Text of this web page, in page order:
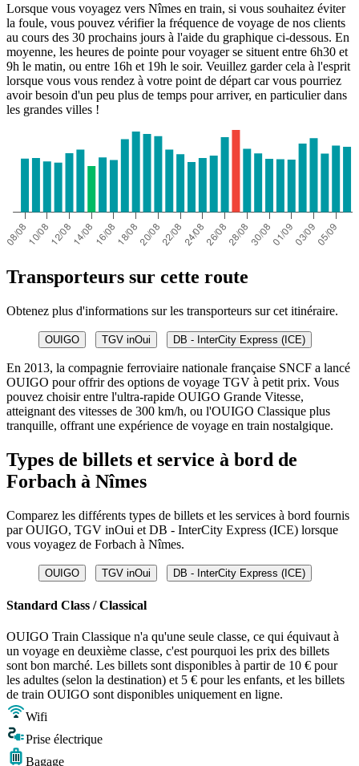
Lorsque vous voyagez vers Nîmes en train, si vous souhaitez éviter
la foule, vous pouvez vérifier la fréquence de voyage de nos clients
au cours des 30 prochains jours à l'aide du graphique ci-dessous. En
moyenne, les heures de pointe pour voyager se situent entre 6h30 et
9h le matin, ou entre 16h et 19h le soir. Veuillez garder cela à l'esprit
lorsque vous vous rendez à votre point de départ car vous pourriez
avoir besoin d'un peu plus de temps pour arriver, en particulier dans
les grandes villes !
Transporteurs sur cette route
Obtenez plus d'informations sur les transporteurs sur cet itinéraire.
OUIGO TGV inOui DB - InterCity Express (ICE)
En 2013, la compagnie ferroviaire nationale française SNCF a lancé
OUIGO pour offrir des options de voyage TGV à petit prix. Vous
pouvez choisir entre l'ultra-rapide OUIGO Grande Vitesse,
atteignant des vitesses de 300 km/h, ou l'OUIGO Classique plus
tranquille, offrant une expérience de voyage en train nostalgique.
Types de billets et service à bord de
Forbach à Nîmes
Comparez les différents types de billets et les services à bord fournis
par OUIGO, TGV inOui et DB - InterCity Express (ICE) lorsque
vous voyagez de Forbach à Nîmes.
OUIGO TGV inOui DB - InterCity Express (ICE)
Standard Class / Classical
OUIGO Train Classique n'a qu'une seule classe, ce qui équivaut à
un voyage en deuxième classe, c'est pourquoi les prix des billets
sont bon marché. Les billets sont disponibles à partir de 10 € pour
les adultes (selon la destination) et 5 € pour les enfants, et les billets
de train OUIGO sont disponibles uniquement en ligne.
Wifi
Prise électrique
Bagage